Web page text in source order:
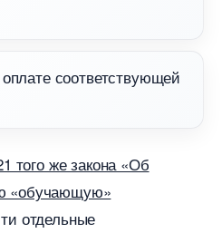
соответствующей
того же закона «О
«обучающую»
отдельные